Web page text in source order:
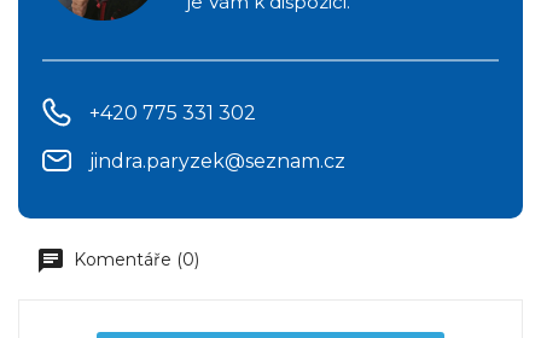
+420 775 331 302
jindra.paryzek@seznam.cz
Komentáře (0)